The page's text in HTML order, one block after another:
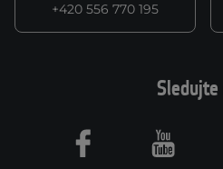
+420 556 770 195
Sledujte
Facebook Youtube